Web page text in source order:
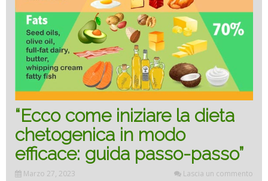
“Ecco come iniziare la dieta
chetogenica in modo
efficace: guida passo-passo”
Marzo 27, 2023 Lascia un commento